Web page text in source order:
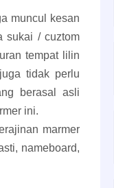
muncul kesan
sukai / cuztom
tempat lilin
tidak perlu
berasal asli
ini.
marmer
nameboard,